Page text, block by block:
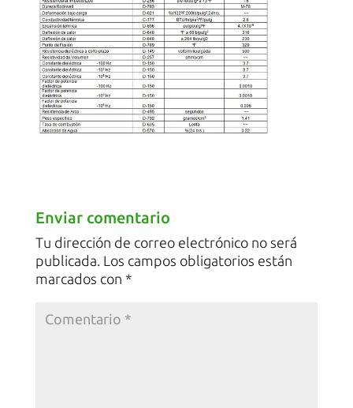
Enviar comentario
Tu dirección de correo electrónico no será
publicada. Los campos obligatorios están
marcados con *